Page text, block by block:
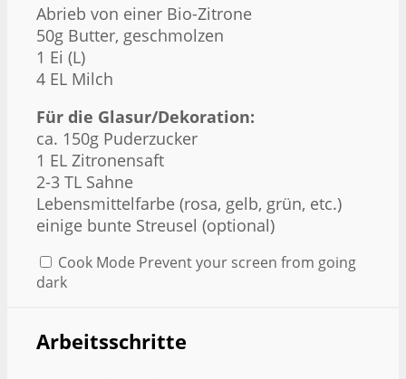
Abrieb von einer Bio-Zitrone
50g Butter, geschmolzen
1 Ei (L)
4 EL Milch
Für die Glasur/Dekoration:
ca. 150g Puderzucker
1 EL Zitronensaft
2-3 TL Sahne
Lebensmittelfarbe (rosa, gelb, grün, etc.)
einige bunte Streusel (optional)
Cook Mode Prevent your screen from going
dark
Arbeitsschritte